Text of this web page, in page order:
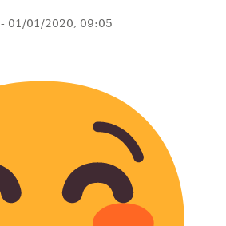
- 01/01/2020, 09:05